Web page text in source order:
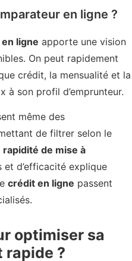
en ligne ?
ligne apporte une vision
On peut rapidement
crédit, la mensualité et la
à son profil d’emprunteur.
même des
de filtrer selon le
rapidité de mise à
et d’efficacité explique
crédit en ligne passent
optimiser sa
rapide ?